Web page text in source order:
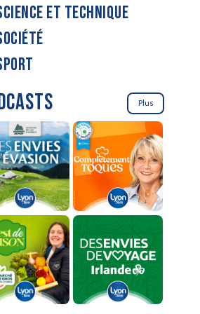
ET TECHNIQUE
Plus